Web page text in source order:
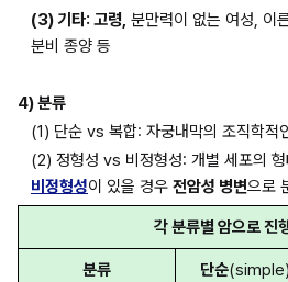
(3) 기타: 고령, 분만력이 없는 여성,
분비 종양 등
4) 분류
(1) 단순 vs 복합: 자궁내막의 조직학적
비정형성이 있을 경우 전암성 병변으로
각 분류별 암으로 진
분류 단순(simple)